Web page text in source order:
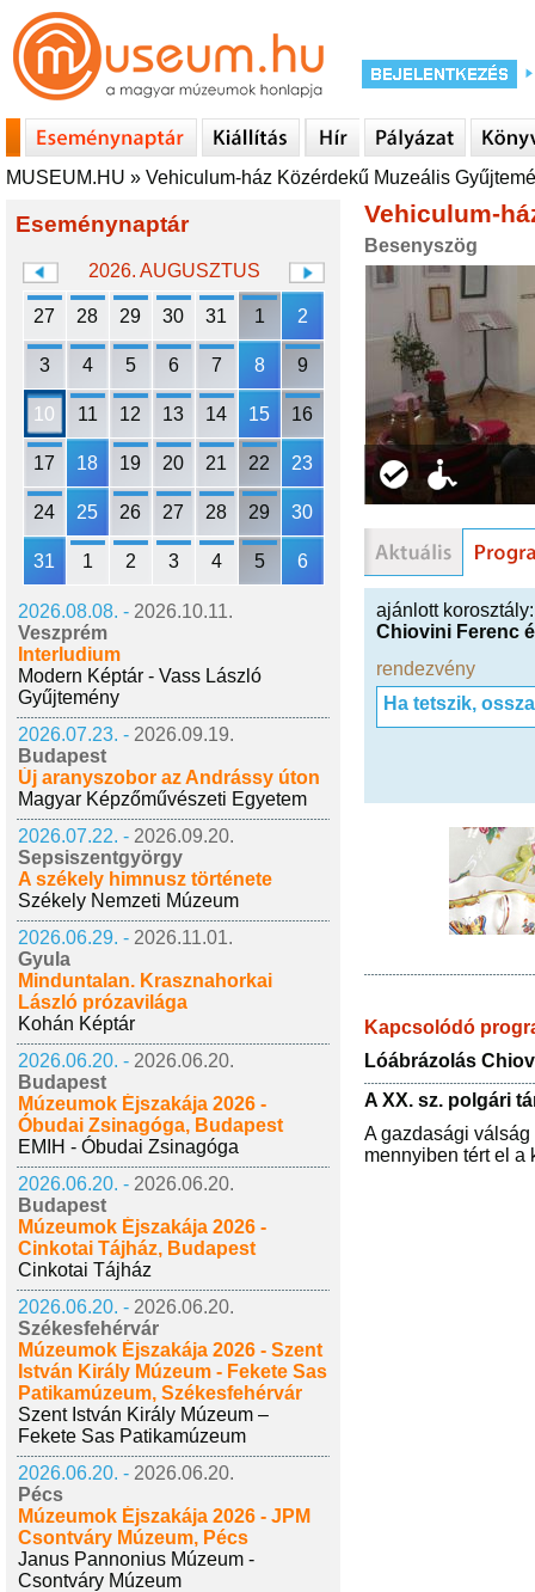
MUSEUM.HU » Vehiculum-ház Közérdekű Muzeális
Eseménynaptár
2026. AUGUSZTUS
27 28 29 30 31 1 2
3 4 5 6 7 8 9
10 11 12 13 14 15 16
17 18 19 20 21 22 23
24 25 26 27 28 29 30
31 1 2 3 4 5 6
2026.08.08. - 2026.10.11.
Veszprém
Interludium
Modern Képtár - Vass László
Gyűjtemény
2026.07.23. - 2026.09.19.
Budapest
Új aranyszobor az Andrássy úton
Magyar Képzőművészeti Egyetem
2026.07.22. - 2026.09.20.
Sepsiszentgyörgy
A székely himnusz története
Székely Nemzeti Múzeum
2026.06.29. - 2026.11.01.
Gyula
Minduntalan. Krasznahorkai
László prózavilága
Kohán Képtár
2026.06.20. - 2026.06.20.
Budapest
Múzeumok Éjszakája 2026 -
Óbudai Zsinagóga, Budapest
EMIH - Óbudai Zsinagóga
2026.06.20. - 2026.06.20.
Budapest
Múzeumok Éjszakája 2026 -
Cinkotai Tájház, Budapest
Cinkotai Tájház
2026.06.20. - 2026.06.20.
Székesfehérvár
Múzeumok Éjszakája 2026 - Szent
István Király Múzeum - Fekete Sas
Patikamúzeum, Székesfehérvár
Szent István Király Múzeum –
Fekete Sas Patikamúzeum
2026.06.20. - 2026.06.20.
Pécs
Múzeumok Éjszakája 2026 - JPM
Csontváry Múzeum, Pécs
Janus Pannonius Múzeum -
Csontváry Múzeum
Vehiculum-
Besenyszög
ajánlott
Chiovini Ferenc
rendezvény
Ha tetszik,
Kapcsolódó
Lóábrázolás
A XX. sz. polgári
A gazdasági
mennyiben tért el a